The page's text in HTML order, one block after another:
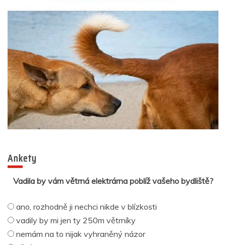
Ankety
Vadila by vám větrná elektrárna poblíž vašeho bydliště?
ano, rozhodně ji nechci nikde v blízkosti
vadily by mi jen ty 250m větrníky
nemám na to nijak vyhraněný názor